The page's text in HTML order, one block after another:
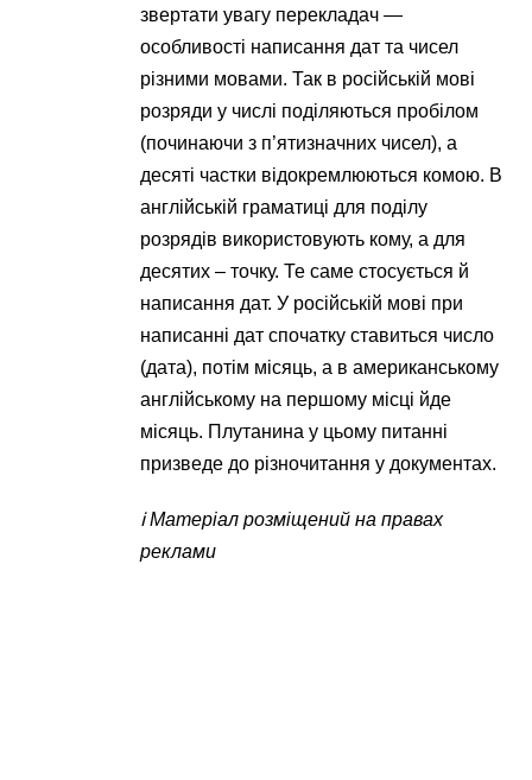
звертати увагу перекладач —
особливості написання дат та чисел
різними мовами. Так в російській мові
розряди у числі поділяються пробілом
(починаючи з п’ятизначних чисел), а
десяті частки відокремлюються комою. В
англійській граматиці для поділу
розрядів використовують кому, а для
десятих – точку. Те саме стосується й
написання дат. У російській мові при
написанні дат спочатку ставиться число
(дата), потім місяць, а в американському
англійському на першому місці йде
місяць. Плутанина у цьому питанні
призведе до різночитання у документах.
ℹ️ Матеріал розміщений на правах
реклами